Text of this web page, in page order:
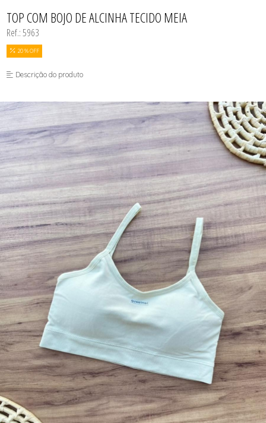
SEX SHOP
CALCINHAS
CAMISOLAS E ROBES
MODA FITNESS
PIJAMAS
TOP COM BOJO DE ALCINHA TECIDO MEIA
Ref.: 5963
20 % OFF
Descrição do produto